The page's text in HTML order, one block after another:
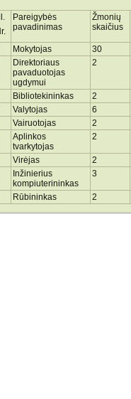
Pareigybės
pavadinimas
Žmonių
skaičius
Mokytojas
30
Direktoriaus
pavaduotojas
ugdymui
2
Bibliotekininkas
2
Valytojas
6
Vairuotojas
2
Aplinkos
tvarkytojas
2
Virėjas
2
Inžinierius
kompiuterininkas
3
Rūbininkas 2